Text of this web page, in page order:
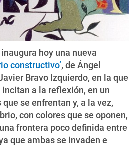
hoy una nueva
constructivo’, de Ángel
Bravo Izquierdo, en la que
a la reflexión, en un
se enfrentan y, a la vez,
con colores que se oponen,
frontera poco definida entre
que ambas se invaden e